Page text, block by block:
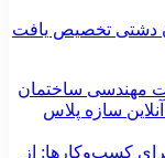
سازه پلاس